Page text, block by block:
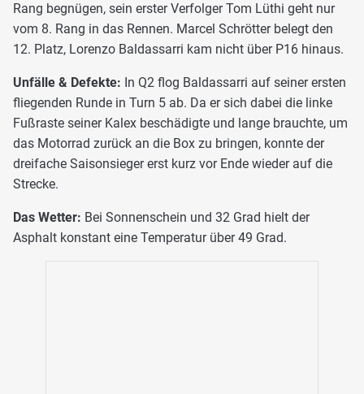
Rang begnügen, sein erster Verfolger Tom Lüthi geht nur
vom 8. Rang in das Rennen. Marcel Schrötter belegt den
12. Platz, Lorenzo Baldassarri kam nicht über P16 hinaus.
Unfälle & Defekte: In Q2 flog Baldassarri auf seiner ersten
fliegenden Runde in Turn 5 ab. Da er sich dabei die linke
Fußraste seiner Kalex beschädigte und lange brauchte, um
das Motorrad zurück an die Box zu bringen, konnte der
dreifache Saisonsieger erst kurz vor Ende wieder auf die
Strecke.
Das Wetter: Bei Sonnenschein und 32 Grad hielt der
Asphalt konstant eine Temperatur über 49 Grad.